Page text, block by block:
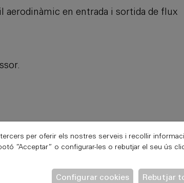
aerodinàmic en entrada i sortida de flux
per oferir els nostres serveis i recollir
”Acceptar” o configurar-les o rebutjar el seu ús
Rebutjar
Configurar cookies